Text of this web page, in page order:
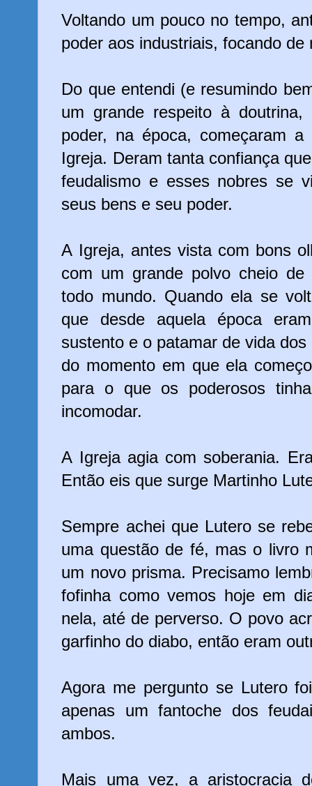
Voltando um pouco no tempo,
poder aos industriais, focando
Do que entendi (e resumindo
um grande respeito à
poder, na época, começaram
Igreja. Deram tanta confiança
feudalismo e esses nobres se
seus bens e seu poder.
A Igreja, antes vista com bons
com um grande polvo cheio de
todo mundo. Quando ela se
que desde aquela época
sustento e o patamar de vida
do momento em que ela
para o que os poderosos
incomodar.
A Igreja agia com soberania.
Então eis que surge Martinho
Sempre achei que Lutero se
uma questão de fé, mas o livro
um novo prisma. Precisamo
fofinha como vemos hoje em
nela, até de perverso. O povo
garfinho do diabo, então eram
Agora me pergunto se Lutero
apenas um fantoche dos
ambos.
Mais uma vez, a aristocracia